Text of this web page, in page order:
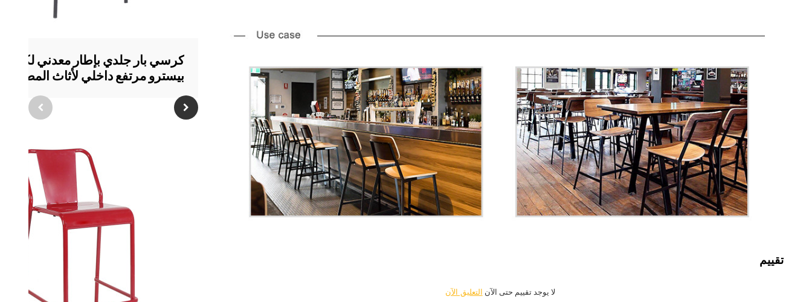
كرسي بار جلدي بإطار معدني
بيسترو مرتفع داخلي لأثاث المطاعم
تقييم
لا يوجد تقييم حتى الآن التعليق الآن